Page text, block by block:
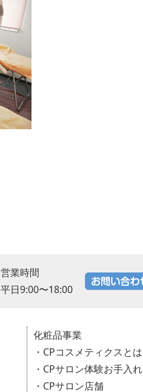
営業時間
平日9:00〜18:00
化粧品事業
・CPコスメティクスとは
・CPサロン体験お手入れ
・CPサロン店舗